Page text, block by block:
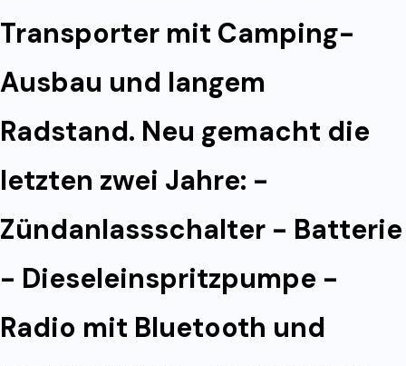
Transporter mit Camping-
Ausbau und langem
Radstand. Neu gemacht die
letzten zwei Jahre: -
Zündanlassschalter - Batterie
- Dieseleinspritzpumpe -
Radio mit Bluetooth und